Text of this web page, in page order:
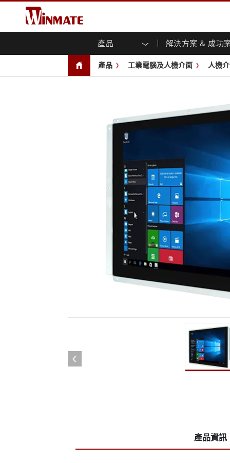
產品 解決方案 & 成功
企業移動通訊電腦
強固觸控筆記型電腦
強固型平板控制器
Windows強固型平板電腦
Android系統強固型平板電腦
超強固型平板電腦
邊緣運算人工智慧移動電腦
工
多點
機箱式
面板
USB
Windows車載電腦
Android車載電腦
嵌入
無線
強固型機器人控制器
邊緣運算人工智慧移動電腦
機器人控制器
石油
強固型機器人控制器
人
農業機械解決方案
交通
基礎建設解決方案
智慧
自助服務亭解決方案
成
關於融程 投
保證聲明
下
行銷入口網站
文件
最新產品
新
展會活動
產品 工業電腦及人機介面 人機
產品資訊